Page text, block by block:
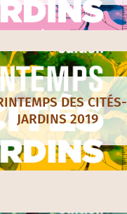
DES CITÉS-
JARDINS 2019